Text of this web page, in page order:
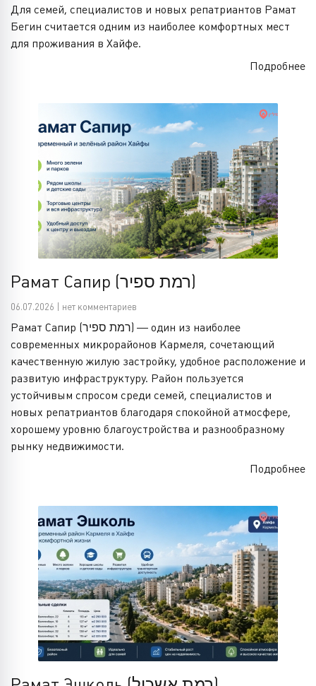
Для семей, специалистов и новых репатриантов Рамат
Бегин считается одним из наиболее комфортных мест
для проживания в Хайфе.
Подробнее
Рамат Сапир (רמת ספיר)
06.07.2026 | нет комментариев
Рамат Сапир (רמת ספיר) — один из наиболее
современных микрорайонов Кармеля, сочетающий
качественную жилую застройку, удобное расположение и
развитую инфраструктуру. Район пользуется
устойчивым спросом среди семей, специалистов и
новых репатриантов благодаря спокойной атмосфере,
хорошему уровню благоустройства и разнообразному
рынку недвижимости.
Подробнее